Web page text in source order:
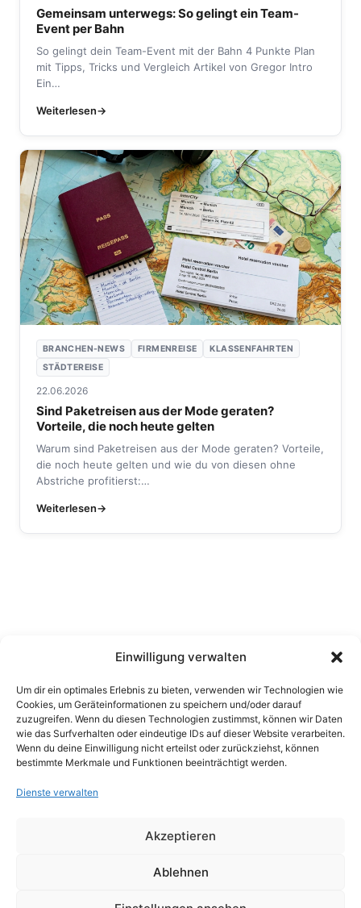
Einwilligung verwalten
Um dir ein optimales Erlebnis zu bieten, verwenden wir Technologien wie
Cookies, um Geräteinformationen zu speichern und/oder darauf
zuzugreifen. Wenn du diesen Technologien zustimmst, können wir Daten
wie das Surfverhalten oder eindeutige IDs auf dieser Website verarbeiten.
Wenn du deine Einwilligung nicht erteilst oder zurückziehst, können
bestimmte Merkmale und Funktionen beeinträchtigt werden.
Dienste verwalten
Akzeptieren
Ablehnen
Gemeinsam unterwegs: So gelingt ein Team-
Event per Bahn
So gelingt dein Team-Event mit der Bahn 4 Punkte Plan
mit Tipps, Tricks und Vergleich Artikel von Gregor Intro
Ein…
Weiterlesen
BRANCHEN-NEWS FIRMENREISE
KLASSENFAHRTEN
STÄDTEREISE
22.06.2026
Sind Paketreisen aus der Mode geraten?
Vorteile, die noch heute gelten
Warum sind Paketreisen aus der Mode geraten? Vorteile,
die noch heute gelten und wie du von diesen ohne
Abstriche profitierst:…
Weiterlesen
Cookie-Richtlinie (EU)